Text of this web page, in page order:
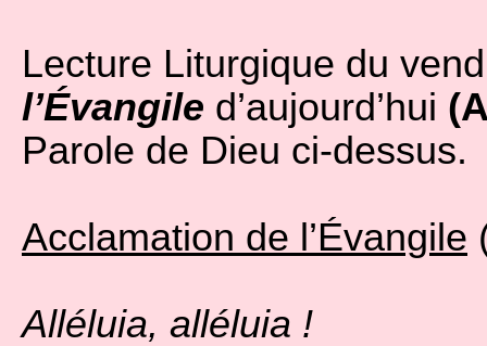
Lecture Liturgique du
l’Évangile d’aujourd’hui
Parole de Dieu ci-dessus.
Acclamation de l’Évangile
Alléluia, alléluia !